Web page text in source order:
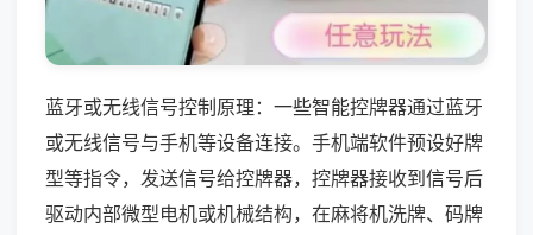
蓝牙或无线信号控制原理：一些智能控牌器通过蓝牙
或无线信号与手机等设备连接。手机端软件预设好牌
型等指令，发送信号给控牌器，控牌器接收到信号后
驱动内部微型电机或机械结构，在麻将机洗牌、码牌